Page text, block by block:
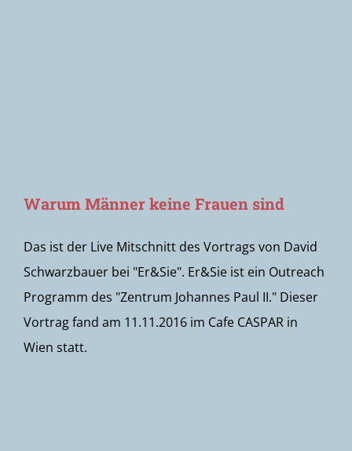
Warum Männer keine Frauen sind
Das ist der Live Mitschnitt des Vortrags von David
Schwarzbauer bei "Er&Sie". Er&Sie ist ein Outreach
Programm des "Zentrum Johannes Paul II." Dieser
Vortrag fand am 11.11.2016 im Cafe CASPAR in
Wien statt.